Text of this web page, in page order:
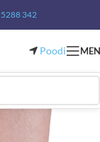
5288 342
Poodi